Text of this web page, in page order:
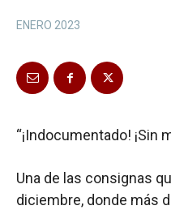
ENERO 2023
“¡Indocumentado! ¡Sin
Una de las consignas
diciembre, donde más